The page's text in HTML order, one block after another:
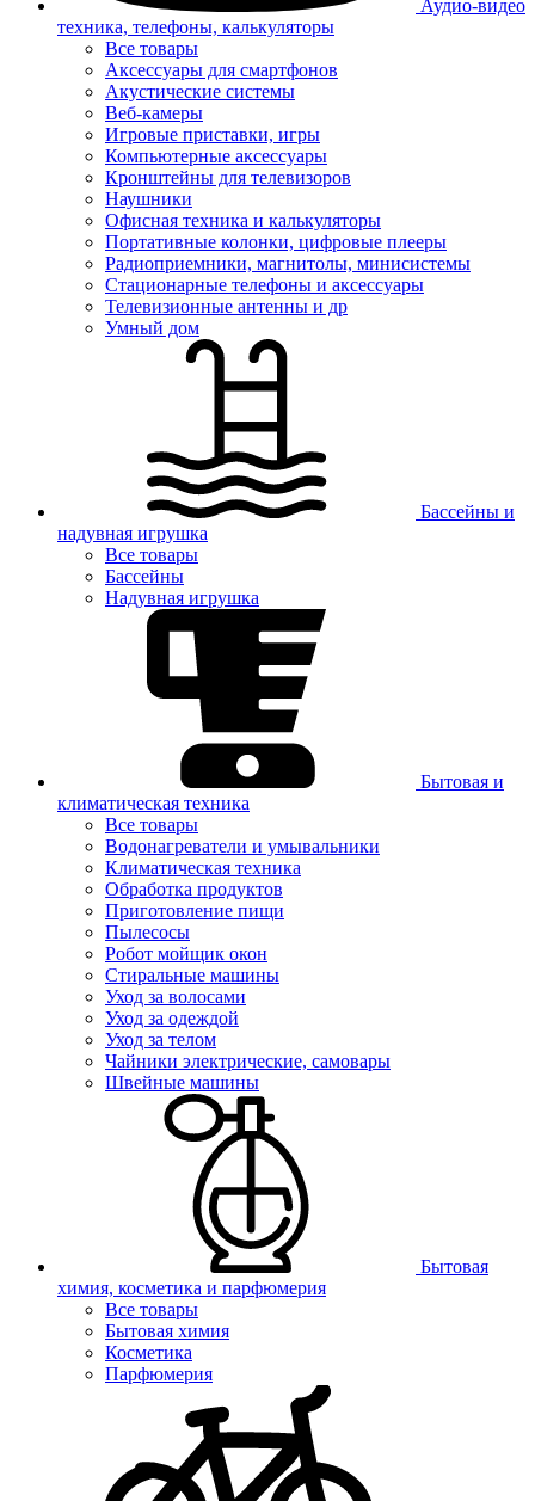
Аудио-видео
техника, телефоны, калькуляторы
Все товары
Аксессуары для смартфонов
Акустические системы
Веб-камеры
Игровые приставки, игры
Компьютерные аксессуары
Кронштейны для телевизоров
Наушники
Офисная техника и калькуляторы
Портативные колонки, цифровые плееры
Радиоприемники, магнитолы, минисистемы
Стационарные телефоны и аксессуары
Телевизионные антенны и др
Умный дом
Бассейны и
надувная игрушка
Все товары
Бассейны
Надувная игрушка
Бытовая и
климатическая техника
Все товары
Водонагреватели и умывальники
Климатическая техника
Обработка продуктов
Приготовление пищи
Пылесосы
Робот мойщик окон
Стиральные машины
Уход за волосами
Уход за одеждой
Уход за телом
Чайники электрические, самовары
Швейные машины
Бытовая
химия, косметика и парфюмерия
Все товары
Бытовая химия
Косметика
Парфюмерия